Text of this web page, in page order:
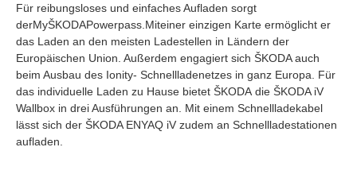
Für reibungsloses und einfaches Aufladen sorgt
derMyŠKODAPowerpass.Miteiner einzigen Karte ermöglicht er
das Laden an den meisten Ladestellen in Ländern der
Europäischen Union. Außerdem engagiert sich ŠKODA auch
beim Ausbau des Ionity- Schnellladenetzes in ganz Europa. Für
das individuelle Laden zu Hause bietet ŠKODA die ŠKODA iV
Wallbox in drei Ausführungen an. Mit einem Schnellladekabel
lässt sich der ŠKODA ENYAQ iV zudem an Schnellladestationen
aufladen.